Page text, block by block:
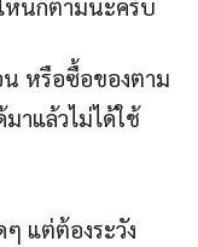
หนก็ตามนะครับ
น หรือซื้อของตาม
าแล้วไม่ได้ใช้
แต่ต้องระวัง